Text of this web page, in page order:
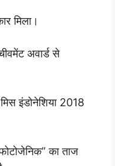
मिला।
अवार्ड से
इंडोनेशिया 2018
का ताज